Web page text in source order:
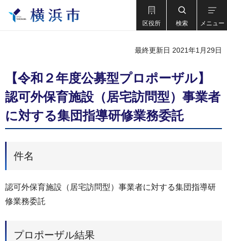
区役所 検索 メニュー
最終更新日 2021年1月29日
【令和２年度公募型プロポーザル】
認可外保育施設（居宅訪問型）事業者
に対する集団指導研修業務委託
件名
認可外保育施設（居宅訪問型）事業者に対する集団指導研
修業務委託
プロポーザル結果